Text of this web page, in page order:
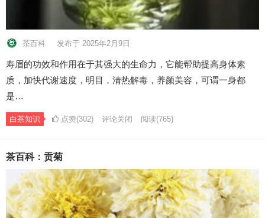
茶百科 发布于 2025年2月9日
寿眉的功效和作用在于其强大的生命力，它能帮助提高身体素
质，加快代谢速度，明目，清热解毒，养颜美容，可谓一身都
是…
白茶知识 点赞(302) 评论关闭 阅读(765)
茶百科：贡菊